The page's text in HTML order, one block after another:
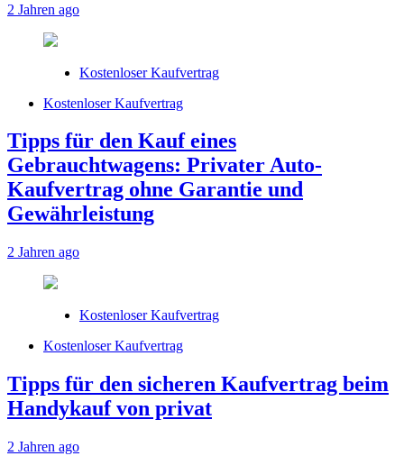
2 Jahren ago
Kostenloser Kaufvertrag
Kostenloser Kaufvertrag
Tipps für den Kauf eines
Gebrauchtwagens: Privater Auto-
Kaufvertrag ohne Garantie und
Gewährleistung
2 Jahren ago
Kostenloser Kaufvertrag
Kostenloser Kaufvertrag
Tipps für den sicheren Kaufvertrag beim
Handykauf von privat
2 Jahren ago